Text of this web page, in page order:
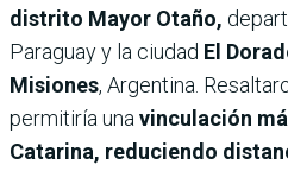
distrito Mayor Otaño,
Paraguay y la ciudad El
Misiones, Argentina.
permitiría una vinculación
Catarina, reduciendo